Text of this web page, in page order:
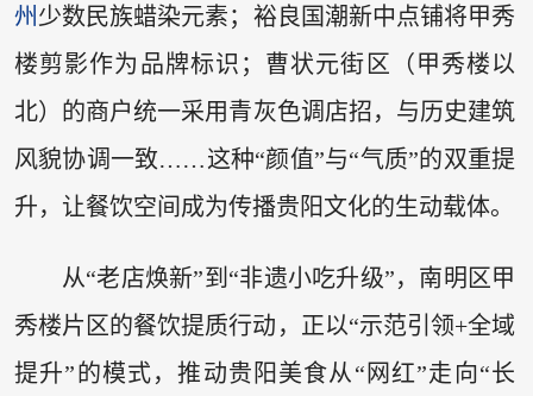
州 少数民族蜡染元素；裕良国潮新中点铺将甲秀
楼剪影作为品牌标识；曹状元街区（甲秀楼以
北）的商户统一采用青灰色调店招，与历史建筑
风貌协调一致……这种“颜值”与“气质”的双重提
升，让餐饮空间成为传播贵阳文化的生动载体。
从“老店焕新”到“非遗小吃升级”，南明区甲
秀楼片区的餐饮提质行动，正以“示范引领+全域
提升”的模式，推动贵阳美食从“网红”走向“长